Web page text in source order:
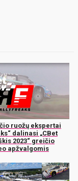
ruožų ekspertai
dalinasi „CBet
2023“ greičio
apžvalgomis